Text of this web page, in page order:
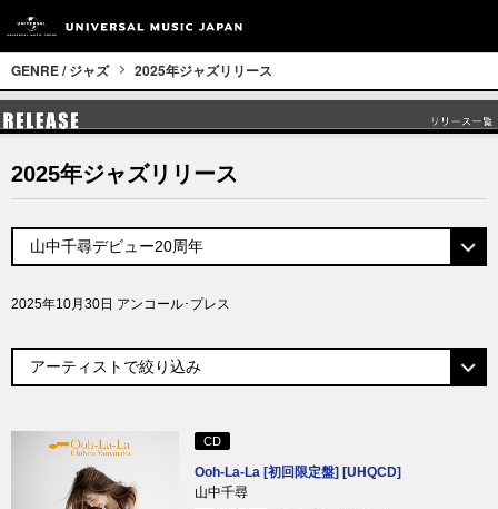
GENRE / ジャズ 2025年ジャズリリース
2025年ジャズリリース
2025年10月30日 アンコール･プレス
CD
Ooh-La-La [初回限定盤] [UHQCD]
山中千尋